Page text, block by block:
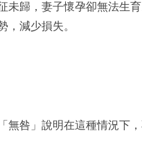
歸，妻子懷孕卻無法生
減少損失。
咎」說明在這種情況下